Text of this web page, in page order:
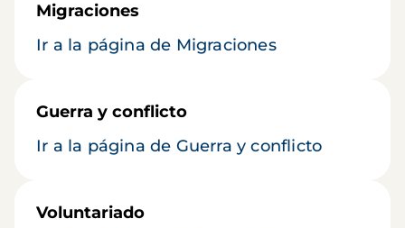
Migraciones
Ir a la página de Migraciones
Guerra y conflicto
Ir a la página de Guerra y conflicto
Voluntariado